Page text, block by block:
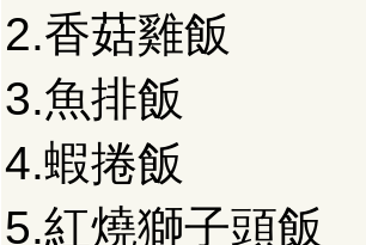
2.香菇雞飯
3.魚排飯
4.蝦捲飯
5.紅燒獅子頭飯